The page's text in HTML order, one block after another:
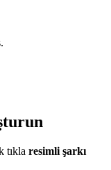
tıkla resimli şarkı